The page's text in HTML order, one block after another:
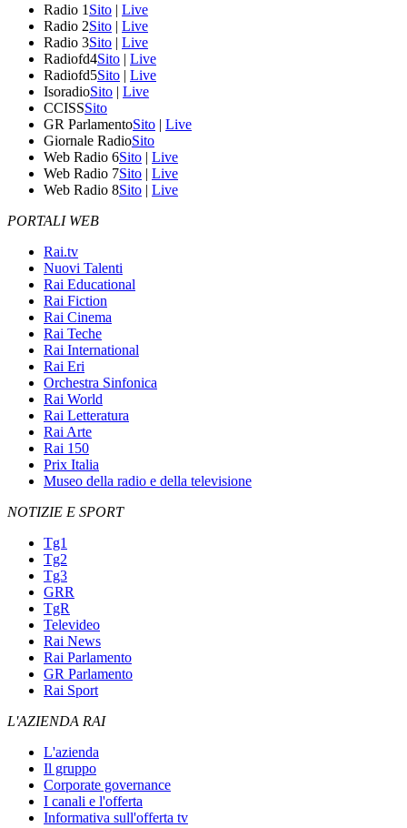
Radio 1 Sito | Live
Radio 2Sito | Live
Radio 3Sito | Live
Radiofd4Sito | Live
Radiofd5Sito | Live
IsoradioSito | Live
CCISSSito
GR ParlamentoSito | Live
Giornale RadioSito
Web Radio 6Sito | Live
Web Radio 7Sito | Live
Web Radio 8Sito | Live
PORTALI WEB
Rai.tv
Nuovi Talenti
Rai Educational
Rai Fiction
Rai Cinema
Rai Teche
Rai International
Rai Eri
Orchestra Sinfonica
Rai World
Rai Letteratura
Rai Arte
Rai 150
Prix Italia
Museo della radio e della televisione
NOTIZIE E SPORT
Tg1
Tg2
Tg3
GRR
TgR
Televideo
Rai News
Rai Parlamento
GR Parlamento
Rai Sport
L'AZIENDA RAI
L'azienda
Il gruppo
Corporate governance
I canali e l'offerta
Informativa sull'offerta tv